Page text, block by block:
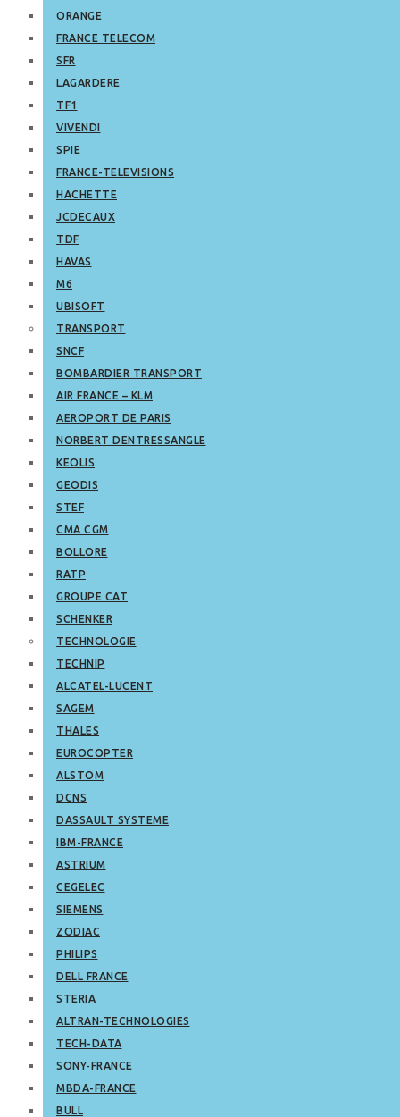
ORANGE
FRANCE TELECOM
SFR
LAGARDERE
TF1
VIVENDI
SPIE
FRANCE-TELEVISIONS
HACHETTE
JCDECAUX
TDF
HAVAS
M6
UBISOFT
TRANSPORT
SNCF
BOMBARDIER TRANSPORT
AIR FRANCE – KLM
AEROPORT DE PARIS
NORBERT DENTRESSANGLE
KEOLIS
GEODIS
STEF
CMA CGM
BOLLORE
RATP
GROUPE CAT
SCHENKER
TECHNOLOGIE
TECHNIP
ALCATEL-LUCENT
SAGEM
THALES
EUROCOPTER
ALSTOM
DCNS
DASSAULT SYSTEME
IBM-FRANCE
ASTRIUM
CEGELEC
SIEMENS
ZODIAC
PHILIPS
DELL FRANCE
STERIA
ALTRAN-TECHNOLOGIES
TECH-DATA
SONY-FRANCE
MBDA-FRANCE
BULL